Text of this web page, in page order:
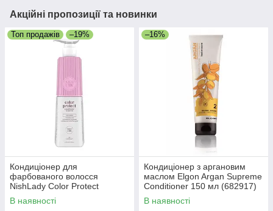
Акційні пропозиції та новинки
Топ продажів –19%
Кондиціонер для
фарбованого волосся
NishLady Color Protect
Conditioner 503мл
(20101007)
В наявності
–16%
Кондиціонер з аргановим
маслом Elgon Argan Supreme
Conditioner 150 мл (682917)
В наявності